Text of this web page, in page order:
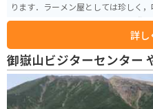
ります．ラーメン屋としては珍しく
メンはとてもやさしい味わいで，誰
ではないのですが，店主さんが
近いお店の情報を得ることができます
詳し
御嶽山ビジターセンター